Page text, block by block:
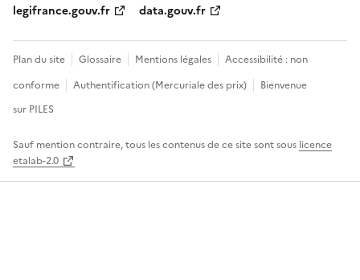
legifrance.gouv.fr
data.gouv.fr
Plan du site Glossaire Mentions légales
Accessibilité : non
conforme
Authentification (Mercuriale des prix)
Bienvenue
sur PILES
Sauf mention contraire, tous les contenus de ce site sont sous licence
etalab-2.0